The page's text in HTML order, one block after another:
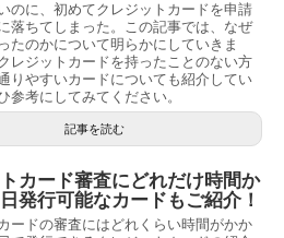
のに、初めてクレジットカードを申請
落ちてしまった。この記事では、なぜ
たのかについて明らかにしていきま
レジットカードを持ったことのない方
りやすいカードについても紹介してい
参考にしてみてください。
記事を読む
カード審査にどれだけ時間か
発行可能なカードもご紹介！
ードの審査にはどれくらい時間がかか